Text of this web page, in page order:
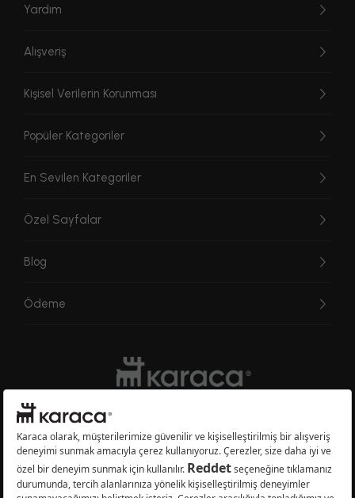
Yardım
Alışveriş
Kişisel Verilerin Korunması
Popüler Kategoriler
En Sevilen Kategoriler
Özel Sayfalar
Blog
Ödeme
Websitesinde kullanılan bazı görseller yapay zekâ (AI) ile üretilmiştir.